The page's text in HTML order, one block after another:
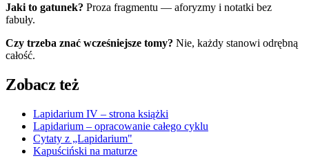
Jaki to gatunek? Proza fragmentu — aforyzmy i notatki bez
fabuły.
Czy trzeba znać wcześniejsze tomy? Nie, każdy stanowi odrębną
całość.
Zobacz też
Lapidarium IV – strona książki
Lapidarium – opracowanie całego cyklu
Cytaty z „Lapidarium"
Kapuściński na maturze